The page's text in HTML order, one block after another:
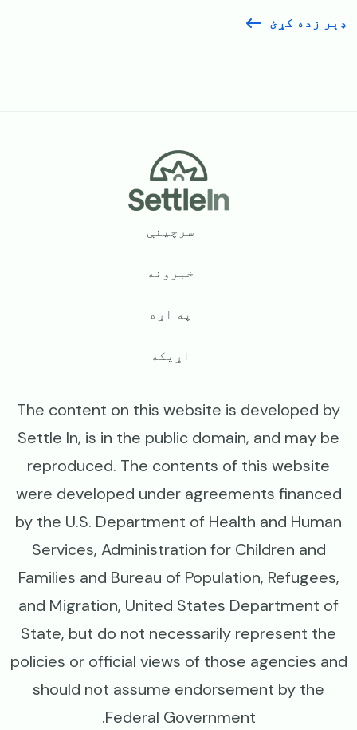
ډېر زده کړئ
سرچینې
خبرونه
په اړه
اړیکه
The content on this website is developed by
Settle In, is in the public domain, and may be
reproduced. The contents of this website
were developed under agreements financed
by the U.S. Department of Health and Human
Services, Administration for Children and
Families and Bureau of Population, Refugees,
and Migration, United States Department of
State, but do not necessarily represent the
policies or official views of those agencies and
should not assume endorsement by the
Federal Government.